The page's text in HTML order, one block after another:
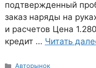
подтвержденный
заказ наряды на
и расчетов Цена
кредит … Читать
Рубрики
Авторынок